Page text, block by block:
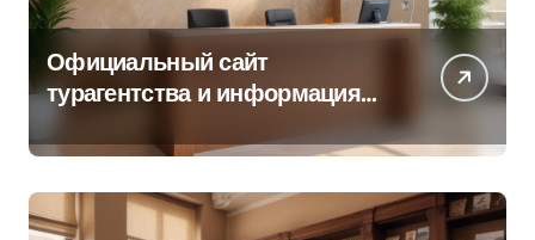
Официальный сайт
турагентства и информация